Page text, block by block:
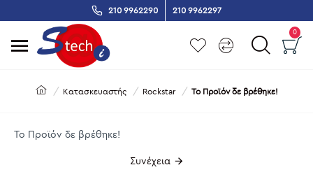
210 9962290 210 9962297
0
Κατασκευαστής Rockstar Το Προϊόν δε βρέθηκε!
Το Προϊόν δε βρέθηκε!
Συνέχεια